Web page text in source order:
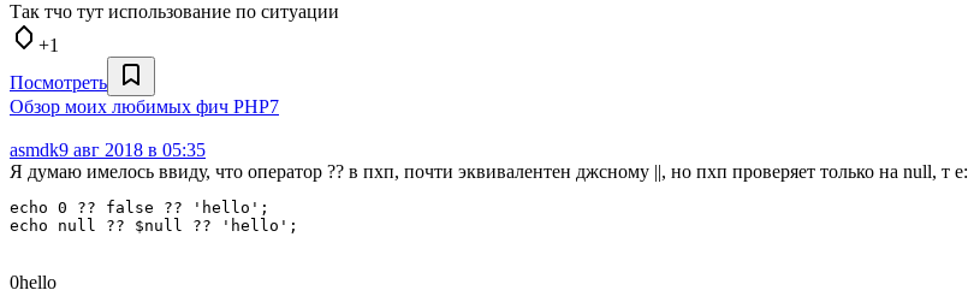
Так тчо тут использование по ситуации
+1
Посмотреть
Обзор моих любимых фич PHP7
asmdk9 авг 2018 в 05:35
Я думаю имелось ввиду, что оператор ?? в пхп, почти эквивалентен джсному ||, но пхп проверяет только на null, т е:
echo 0 ?? false ?? 'hello';
0hello